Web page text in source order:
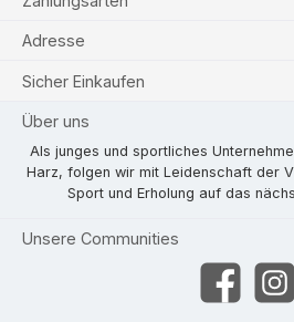
Adresse
Sicher Einkaufen
Über uns
Als junges und sportliches
Harz, folgen wir mit Leidenschaft der
Sport und Erholung auf das
Unsere Communities
Facebook